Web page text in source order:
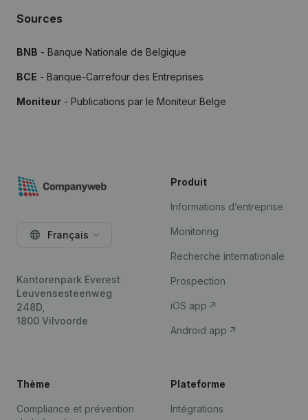
Sources
BNB - Banque Nationale de Belgique
BCE - Banque-Carrefour des Entreprises
Moniteur - Publications par le Moniteur Belge
Français
Kantorenpark Everest
Leuvensesteenweg
248D,
1800 Vilvoorde
Produit
Informations d’entreprise
Monitoring
Recherche internationale
Prospection
iOS app
Android app
Thème
Compliance et prévention
Plateforme
Intégrations